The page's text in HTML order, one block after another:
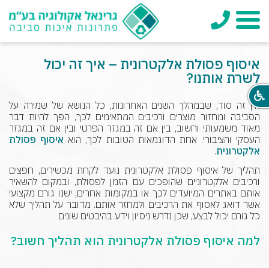
תפריט
איסוף פסולת אלקטרונית – איך זה יכול
לשרת אותנו?
אין זה סוד, שבמהלך השנים האחרונות, כל הנושא של שמירה על
הסביבה ומחזור מוצרים ורכיבים המתאימים לכך, הפך להיות דבר
מאוד משמעותי וחשוב, בין אם זה במגזר הפרטי ובין אם זה במגזר
העסקי והציבורי. אחת הדוגמאות הטובות לכך, הוא איסוף פסולת
אלקטרונית.
תהליך של איסוף פסולת אלקטרונית נועד לקחת מכשירים, חפצים
ורכיבים אלקטרוניים שהופכים עם הזמן לפסולת, ובמקום להשאיר
אותם באתרים המיועדים לכך או במקומות אחרים, ישנו גורם מקצועי
אשר דואג לאסוף את הרכיבים ולמחזר אותם. מדובר על תהליך שלא
כל גורם יכול לבצע, שכן נדרש ניסיון וידע בהיבטים שונים
למה איסוף פסולת אלקטרונית הוא תהליך חשוב?